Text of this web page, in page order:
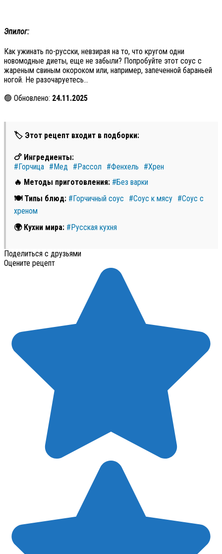
Эпилог:
Как ужинать по-русски, невзирая на то, что кругом одни
новомодные диеты, еще не забыли? Попробуйте этот соус с
жареным свиным окороком или, например, запеченной бараньей
ногой. Не разочаруетесь…
🟢 Обновлено: 24.11.2025
🏷 Этот рецепт входит в подборки:
🍗 Ингредиенты:
#Горчица #Мед #Рассол #Фенхель
#Хрен
🔥 Методы приготовления: #Без варки
🍽 Типы блюд: #Горчичный соус #Соус к мясу #Соус с
хреном
🌍 Кухни мира: #Русская кухня
Поделиться с друзьями
Оцените рецепт